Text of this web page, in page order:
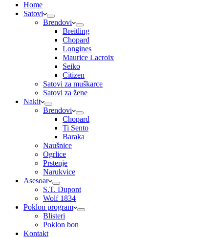
Home
Satovi
Brendovi
Breitling
Chopard
Longines
Maurice Lacroix
Seiko
Citizen
Satovi za muškarce
Satovi za žene
Nakit
Brendovi
Chopard
Ti Sento
Baraka
Naušnice
Ogrlice
Prstenje
Narukvice
Asesoar
S.T. Dupont
Wolf 1834
Poklon program
Blisteri
Poklon bon
Kontakt